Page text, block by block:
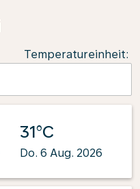
Temperatureinheit:
31°C
Do. 6 Aug. 2026